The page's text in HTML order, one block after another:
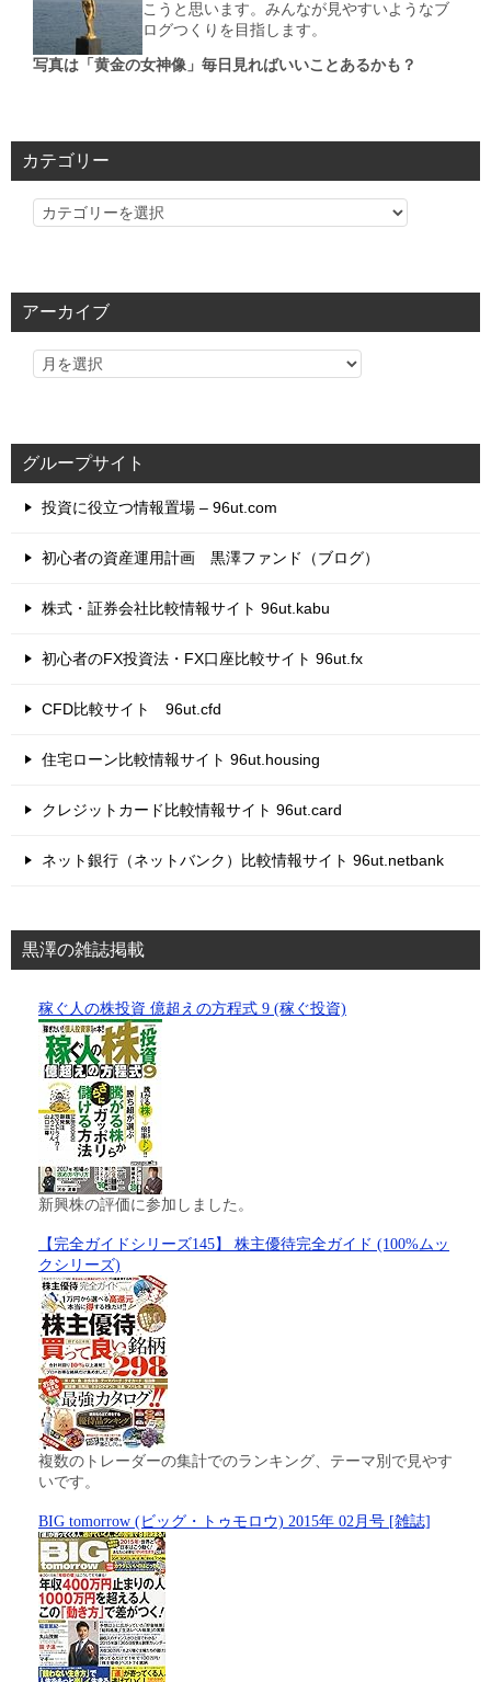
こうと思います。みんなが見やすいようなブ
ログつくりを目指します。
写真は「黄金の女神像」毎日見ればいいことあるかも？
カテゴリー
カ
リ
アーカイブ
グループサイト
投資に役立つ情報置場 – 96ut.com
初心者の資産運用計画 黒澤ファンド（ブログ）
株式・証券会社比較情報サイト 96ut.kabu
初心者のFX投資法・FX口座比較サイト 96ut.fx
CFD比較サイト 96ut.cfd
住宅ローン比較情報サイト 96ut.housing
クレジットカード比較情報サイト 96ut.card
ネット銀行（ネットバンク）比較情報サイト 96ut.netbank
黒澤の雑誌掲載
稼ぐ人の株投資 億超えの方程式 9 (稼ぐ投資)
新興株の評価に参加しました。
【完全ガイドシリーズ145】 株主優待完全ガイド (100%ムッ
クシリーズ)
複数のトレーダーの集計でのランキング、テーマ別で見やす
いです。
BIG tomorrow (ビッグ・トゥモロウ) 2015年 02月号 [雑誌]